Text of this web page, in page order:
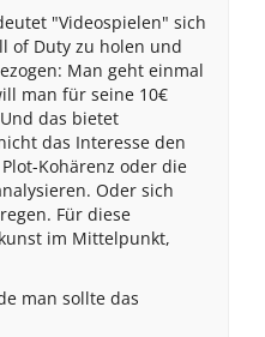
"Videospielen" sich
of Duty zu holen und
Man geht einmal
man für seine 10€
das bietet
das Interesse den
Kohärenz oder die
Oder sich
Für diese
im Mittelpunkt,
man sollte das